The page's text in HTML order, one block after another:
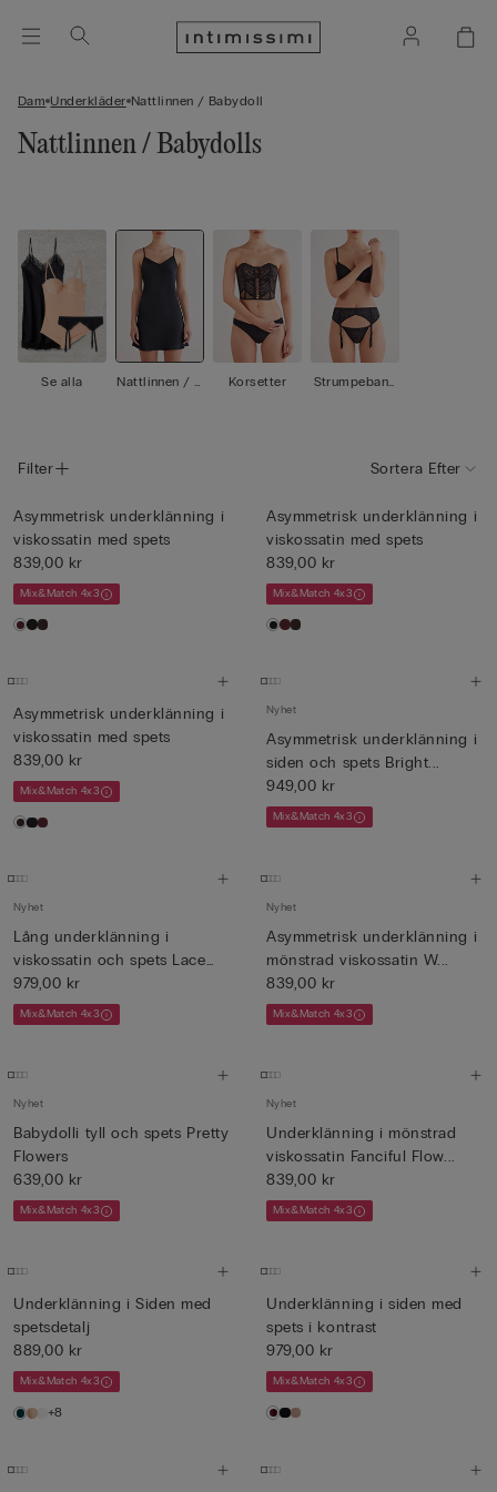
Dam Underkläder Nattlinnen / Babydoll
Nattlinnen / Babydolls
Se alla
Nattlinnen / B
Korsetter
Strumpeband
Filter Sortera Efter
Asymmetrisk underklänning i
viskossatin med spets
839,00 kr
Mix&Match 4x3
Asymmetrisk underklänning i
viskossatin med spets
839,00 kr
Mix&Match 4x3
Asymmetrisk underklänning i
viskossatin med spets
839,00 kr
Mix&Match 4x3
Nyhet
Asymmetrisk underklänning i
siden och spets Bright...
949,00 kr
Mix&Match 4x3
Nyhet
Lång underklänning i
viskossatin och spets Lace
Pe...
979,00 kr
Mix&Match 4x3
Nyhet
Asymmetrisk underklänning i
mönstrad viskossatin W...
839,00 kr
Mix&Match 4x3
Nyhet
Babydolli tyll och spets Pretty
Flowers
639,00 kr
Mix&Match 4x3
Nyhet
Underklänning i mönstrad
viskossatin Fanciful Flow...
839,00 kr
Mix&Match 4x3
Underklänning i Siden med
spetsdetalj
889,00 kr
Mix&Match 4x3
+8
Underklänning i siden med
spets i kontrast
979,00 kr
Mix&Match 4x3